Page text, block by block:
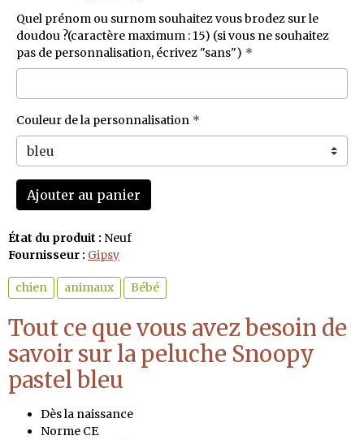
Quel prénom ou surnom souhaitez vous brodez sur le
doudou ?(caractère maximum : 15) (si vous ne souhaitez
pas de personnalisation, écrivez "sans")
Couleur de la personnalisation
Ajouter au panier
État du produit : Neuf
Fournisseur : Gipsy
chien animaux Bébé
Tout ce que vous avez besoin de
savoir sur la peluche Snoopy
pastel bleu
Dès la naissance
Norme CE